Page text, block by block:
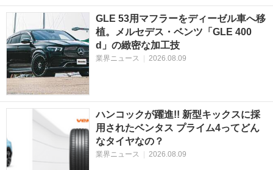
GLE 53用マフラーをディーゼル車へ移
植。メルセデス・ベンツ「GLE 400
d」の緻密な加工技
業界ニュース | 2026.08.09
ハンコックが躍進!! 新型キックスに採
用されたベンタス プライム4ってどん
なタイヤなの？
業界ニュース | 2026.08.09